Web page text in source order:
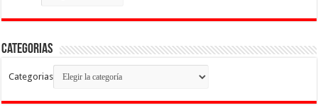
Categorias
Categorias